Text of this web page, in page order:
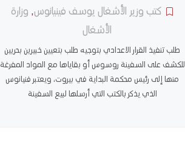
كتب وزير الأشغال يوسف فينيانوس, وزارة
الأشغال
طلب تنفيذ القرار الاعدادي بتوجيه طلب بتعيين خبيرين بحريين
للكشف على السفينة روسوس أو بقاياها مع المواد المفرغة
منها إلى رئيس محكمة البداية في بيروت، ويعتبر فنيانوس
الذي يذكر بالكتب التي أرسلها لبيع السفينة